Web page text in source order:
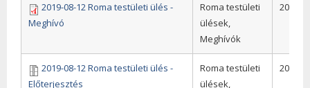
2019-08-12 Roma testületi ülés -
Meghívó
Roma testületi
ülések,
Meghívók
2019
2019-08-12 Roma testületi ülés -
Előterjesztés
Roma testületi
ülések,
2019